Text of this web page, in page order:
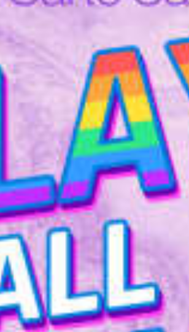
conciertos
restaurantes
cine